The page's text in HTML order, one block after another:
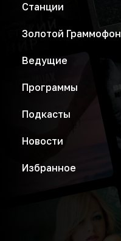
Станции
Золотой Граммофон
Ведущие
Программы
Подкасты
Новости
Избранное